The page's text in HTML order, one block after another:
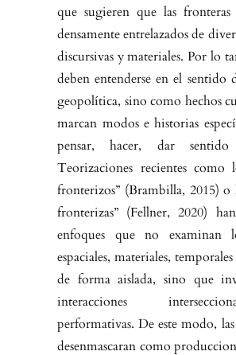
que sugieren que las
densamente entrelazados de
discursivas y materia­les. Por lo
deben entenderse en el sentido
geopo­lítica, sino como hechos
marcan modos e historias
pensar, hacer, dar
Teorizaciones recientes como
fronterizos” (Brambilla, 2015) o
fronterizas” (Fellner, 2020)
enfoques que no examinan
espaciales, materiales,
de forma aislada, sino que
interacciones
performativas. De este modo,
desenmascaran como